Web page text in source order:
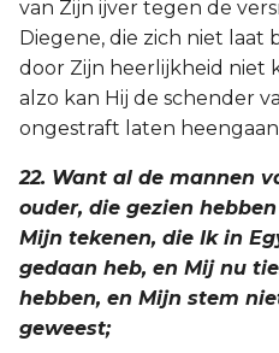
van Zijn ijver tegen de
Diegene, die zich niet laat
door Zijn heerlijkheid niet
alzo kan Hij de schender
ongestraft laten
22. Want al de mannen
ouder, die gezien
Mijn tekenen, die Ik in
gedaan heb, en Mij nu
hebben, en Mijn stem
geweest;